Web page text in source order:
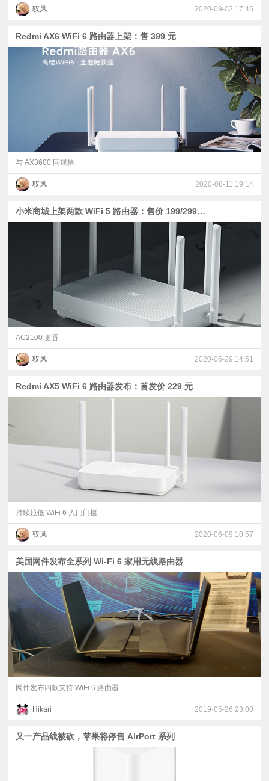
驭风 2020-09-02 17:45
Redmi AX6 WiFi 6 路由器上架：售 399 元
与 AX3600 同规格
驭风 2020-08-11 19:14
小米商城上架两款 WiFi 5 路由器：售价 199/299 元
AC2100 更香
驭风 2020-06-29 14:51
Redmi AX5 WiFi 6 路由器发布：首发价 229 元
持续拉低 WiFi 6 入门门槛
驭风 2020-06-09 10:57
美国网件发布全系列 Wi-Fi 6 家用无线路由器
网件发布四款支持 WiFi 6 路由器
Hikari 2019-05-26 23:00
又一产品线被砍，苹果将停售 AirPort 系列